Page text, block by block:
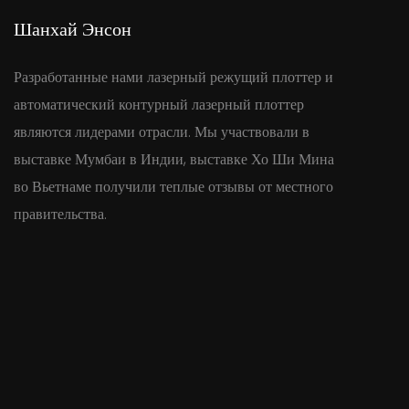
Шанхай Энсон
Разработанные нами лазерный режущий плоттер и
автоматический контурный лазерный плоттер
являются лидерами отрасли. Мы участвовали в
выставке Мумбаи в Индии, выставке Хо Ши Мина
во Вьетнаме получили теплые отзывы от местного
правительства.